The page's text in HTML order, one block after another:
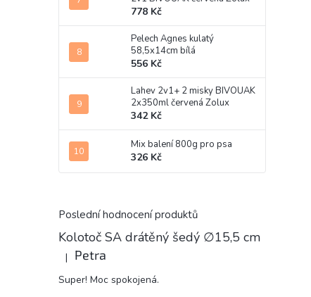
778 Kč
Pelech Agnes kulatý
58,5x14cm bílá
556 Kč
Lahev 2v1+ 2 misky BIVOUAK
2x350ml červená Zolux
342 Kč
Mix balení 800g pro psa
326 Kč
Poslední hodnocení produktů
Kolotoč SA drátěný šedý ∅15,5 cm
Hodnocení produktu je 5 z 5 hvězdiček.
| Petra
Super! Moc spokojená.